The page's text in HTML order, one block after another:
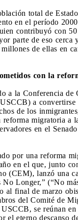
total de
en el período
contribuyó con
parte de eso cerca
de ellas en
con la
a la Conferencia de
a convertirse
de los
migratoria a
en el
por una reforma
en el que, junto
(CEM), lanzó una
Longer,” (“No
al final de marzo
del Comité de
se reúnan
el eterno descanso